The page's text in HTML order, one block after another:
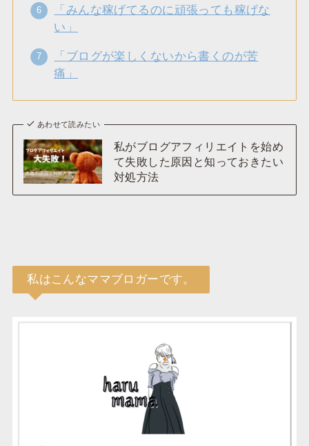
「みんな稼げてるのに頑張っても稼げな
い」
「ブログが楽しくないから書くのが苦
痛」
あわせて読みたい
私がブログアフィリエイトを始め
て失敗した原因と知っておきたい
対処方法
私はこんなママブロガーです。